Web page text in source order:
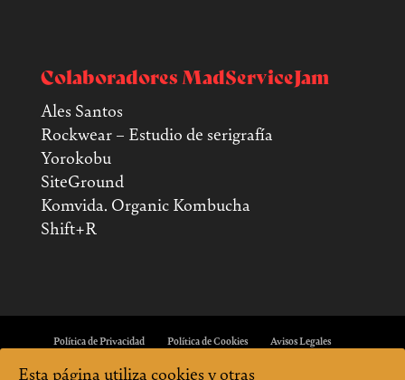
Colaboradores MadServiceJam
Ales Santos
Rockwear – Estudio de serigrafía
Yorokobu
SiteGround
Komvida. Organic Kombucha
Shift+R
Política de Privacidad Política de Cookies Avisos Legales
Esta página utiliza cookies y otras